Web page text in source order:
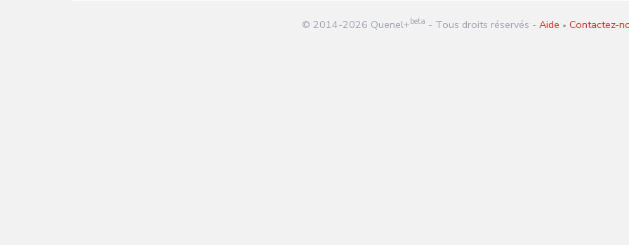
© 2014-2026 Quenel+beta - Tous droits réservés - Aide • Contactez-